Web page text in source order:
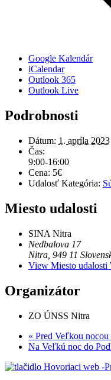
Google Kalendár
iCalendar
Outlook 365
Outlook Live
Podrobnosti
Dátum: 1. apríla 2023
Čas:
9:00-16:00
Cena: 5€
Udalosť Kategória:
Miesto udalosti
SINA Nitra
Nedbalova 17
Nitra 949 11
View Miesto udalosti
Organizátor
ZO ÚNSS Nitra
« Pred Veľkou
Na Veľkú noc do